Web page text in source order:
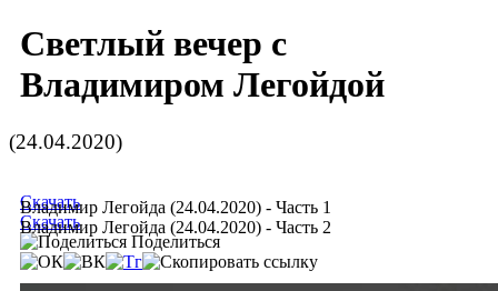
Светлый вечер с
Владимиром Легойдой
(24.04.2020)
Владимир Легойда (24.04.2020) - Часть 1
Скачать
Владимир Легойда (24.04.2020) - Часть 2
Скачать
Поделиться